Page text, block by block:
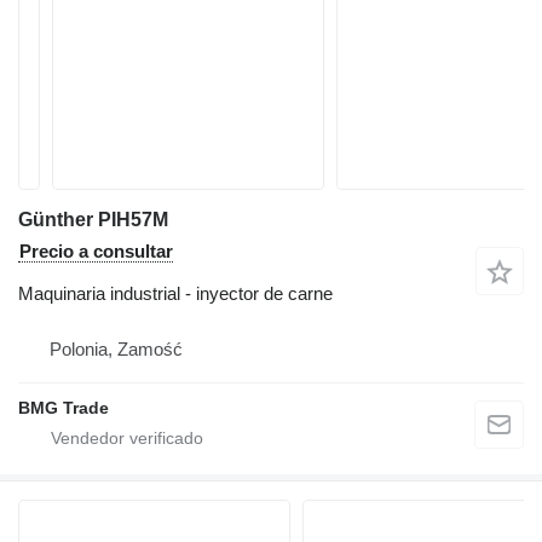
Günther PIH57M
Precio a consultar
Maquinaria industrial - inyector de carne
Polonia, Zamość
BMG Trade